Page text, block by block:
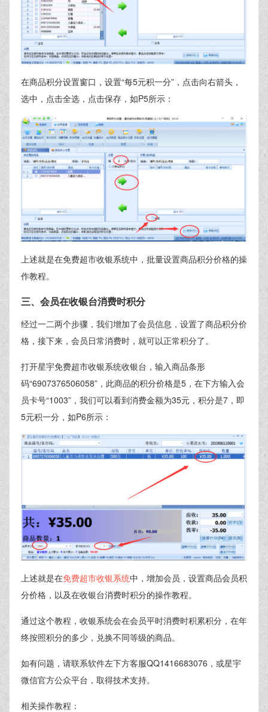
在商品积分设置窗口，设置“每5元积一分”，点击向右箭头，
选中，点击全选，点击保存，如P5所示：
上述就是在免费超市收银系统中，批量设置商品积分价格的操
作教程。
三、会员在收银台消费时积分
经过一二两个步骤，我们增加了会员信息，设置了商品积分价
格，接下来，会员日常消费时，就可以正常积分了。
打开星宇免费超市收银系统收银台，输入商品条形
码“6907376506058”，此商品的积分价格是5，在下方输入会
员卡号“1003”，我们可以看到消费金额为35元，积分是7，即
5元积一分，如P6所示：
上述就是在免费超市收银系统中，增加会员，设置商品会员积
分价格，以及在收银台消费时积分的操作教程。
通过这个教程，收银系统会在会员平时消费时积累积分，在年
终按照积分的多少，兑换不同等级的商品。
如有问题，请联系软件左下方客服QQ1416683076，或星宇
微信官方公众平台，取得技术支持。
相关操作教程：